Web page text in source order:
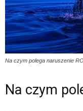
Na czym polega naruszenie
Na czym